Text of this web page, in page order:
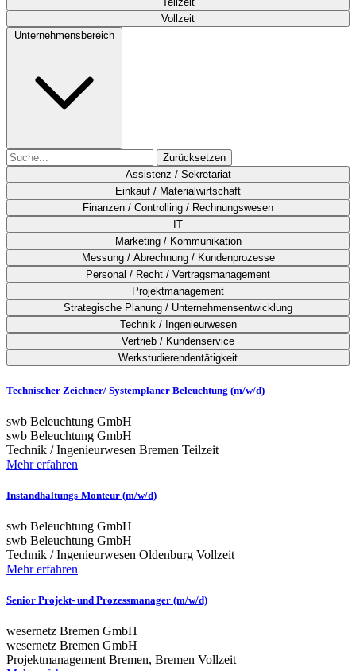
Vollzeit
Unternehmensbereich
Zurücksetzen
Assistenz / Sekretariat
Einkauf / Materialwirtschaft
Finanzen / Controlling / Rechnungswesen
IT
Marketing / Kommunikation
Messung / Abrechnung / Kundenprozesse
Personal / Recht / Vertragsmanagement
Projektmanagement
Strategische Planung / Unternehmensentwicklung
Technik / Ingenieurwesen
Vertrieb / Kundenservice
Werkstudierendentätigkeit
Technischer Zeichner/ Systemplaner Beleuchtung (m/w/d)
swb Beleuchtung GmbH
swb Beleuchtung GmbH
Technik / Ingenieurwesen Bremen Teilzeit
Mehr erfahren
Instandhaltungs-Monteur (m/w/d)
swb Beleuchtung GmbH
swb Beleuchtung GmbH
Technik / Ingenieurwesen Oldenburg Vollzeit
Mehr erfahren
Senior Projekt- und Prozessmanager (m/w/d)
wesernetz Bremen GmbH
wesernetz Bremen GmbH
Projektmanagement Bremen, Bremen Vollzeit